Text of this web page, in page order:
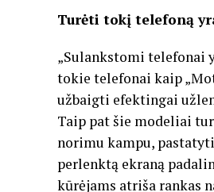
Turėti tokį telefoną
„Sulankstomi telefonai
tokie telefonai kaip
užbaigti efektingai
Taip pat šie modeliai
norimu kampu,
perlenktą ekraną
kūrėjams atriša rankas